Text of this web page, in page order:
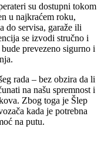
su dostupni tokom
u najkraćem roku,
do servisa, garaže ili
se izvodi stručno i
prevezeno sigurno i
rada – bez obzira da li
na našu spremnost i
Zbog toga je Šlep
kada je potrebna
na putu.